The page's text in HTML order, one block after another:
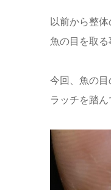
以前から整
魚の目を取る
今回、魚の
ラッチを踏ん